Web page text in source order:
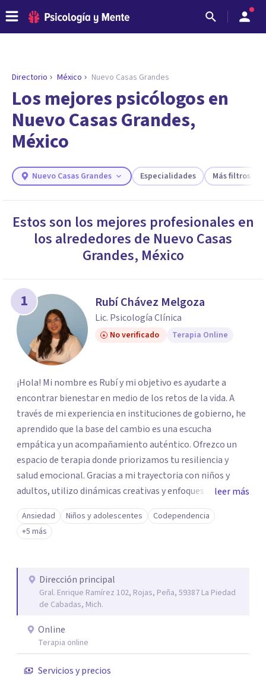
ENCONTRAR MI TERAPEUTA
¿Necesitas ayuda para encontrar el
psicólogo adecuado?
Responde a unas breves preguntas y te ofreceremos
los profesionales que más se ajustan a tus
Responder cuestionario
Directorio México Nuevo Casas Grandes
Los mejores psicólogos en
Nuevo Casas Grandes,
México
Nuevo Casas Grandes Especialidades Más filtros
Estos son los mejores profesionales en
los alrededores de Nuevo Casas
Grandes, México
1 Rubí Chávez Melgoza
Lic. Psicología Clínica
No verificado Terapia Online
¡Hola! Mi nombre es Rubí y mi objetivo es ayudarte a
encontrar bienestar en medio de los retos de la vida. A
través de mi experiencia en instituciones de gobierno, he
aprendido que la base del cambio es una escucha
empática y un acompañamiento auténtico. ​Ofrezco un
espacio de terapia donde priorizamos tu resiliencia y
salud emocional. Gracias a mi trayectoria con niños y
adultos, utilizo dinámicas creativas y enfoques adaptados
a tus necesidades específicas. Estoy aquí para escucharte
y brindarte las herramientas necesarias para fortalecer
tu paz mental.
leer más
Ansiedad Niños y adolescentes
Codependencia
+5 más
Dirección principal
Gral. Enrique Ramírez 102, Rojas, Peña, 59387 La Piedad
de Cabadas, Mich.
Online
Terapia online
Servicios y precios